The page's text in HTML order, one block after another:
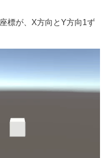
標が、X方向とY方向1ず